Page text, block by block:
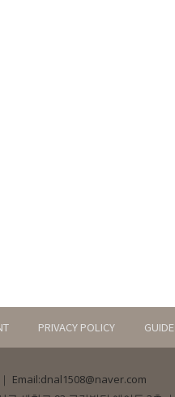
PRIVACY POLICY GUIDE
｜ Email:dnal1508@naver.com